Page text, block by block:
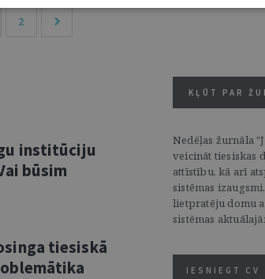
2
institūciju
būsim
tiesiskā
KĻŪT PAR
Nedēļas žurnāla
veicināt tiesiskas
attīstību, kā arī
sistēmas
lietpratēju domu
sistēmas
IESNIEGT CV